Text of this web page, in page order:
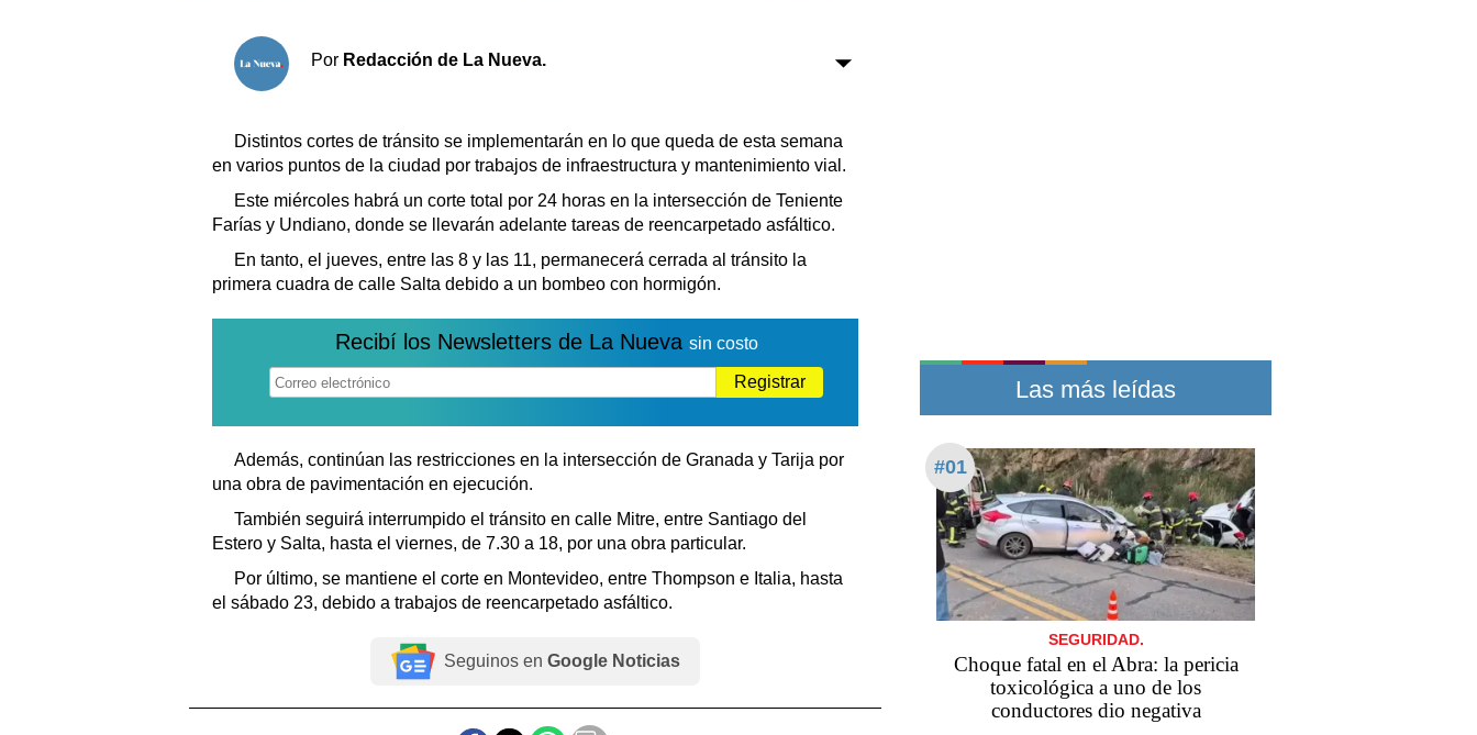
Horóscopo
Suplementos
Loterías
Fúnebres
Teléfonos de urgencia
Por Redacción de La Nueva.
Distintos cortes de tránsito se implementarán en lo que queda de esta semana
en varios puntos de la ciudad por trabajos de infraestructura y mantenimiento vial.
Este miércoles habrá un corte total por 24 horas en la intersección de Teniente
Farías y Undiano, donde se llevarán adelante tareas de reencarpetado asfáltico.
En tanto, el jueves, entre las 8 y las 11, permanecerá cerrada al tránsito la
primera cuadra de calle Salta debido a un bombeo con hormigón.
Recibí los Newsletters de La Nueva sin costo
Registrar
Además, continúan las restricciones en la intersección de Granada y Tarija por
una obra de pavimentación en ejecución.
También seguirá interrumpido el tránsito en calle Mitre, entre Santiago del
Estero y Salta, hasta el viernes, de 7.30 a 18, por una obra particular.
Por último, se mantiene el corte en Montevideo, entre Thompson e Italia, hasta
el sábado 23, debido a trabajos de reencarpetado asfáltico.
Seguinos en Google Noticias
Las más leídas
#01
SEGURIDAD.
Choque fatal en el Abra: la pericia
toxicológica a uno de los
conductores dio negativa